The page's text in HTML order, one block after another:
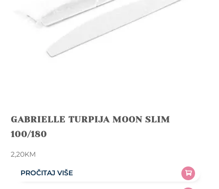
GABRIELLE TURPIJA MOON SLIM
100/180
2,20KM
PROČITAJ VIŠE